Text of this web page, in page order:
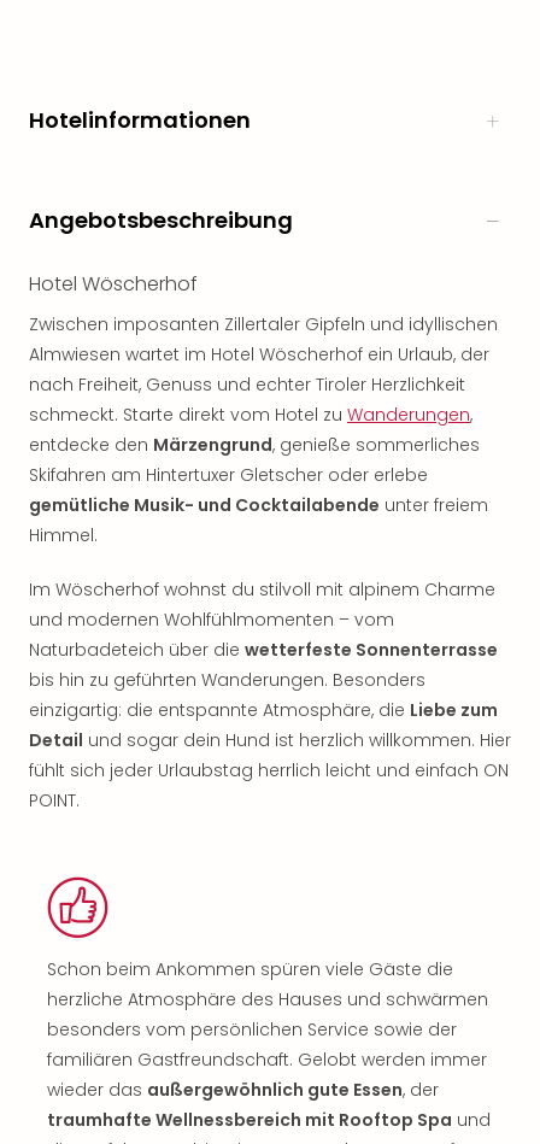
Hotelinformationen
Angebotsbeschreibung
Hotel Wöscherhof
Zwischen imposanten Zillertaler Gipfeln und idyllischen
Almwiesen wartet im Hotel Wöscherhof ein Urlaub, der
nach Freiheit, Genuss und echter Tiroler Herzlichkeit
schmeckt. Starte direkt vom Hotel zu Wanderungen,
entdecke den Märzengrund, genieße sommerliches
Skifahren am Hintertuxer Gletscher oder erlebe
gemütliche Musik- und Cocktailabende unter freiem
Himmel.
Im Wöscherhof wohnst du stilvoll mit alpinem Charme
und modernen Wohlfühlmomenten – vom
Naturbadeteich über die wetterfeste Sonnenterrasse
bis hin zu geführten Wanderungen. Besonders
einzigartig: die entspannte Atmosphäre, die Liebe zum
Detail und sogar dein Hund ist herzlich willkommen. Hier
fühlt sich jeder Urlaubstag herrlich leicht und einfach ON
POINT.
Schon beim Ankommen spüren viele Gäste die
herzliche Atmosphäre des Hauses und schwärmen
besonders vom persönlichen Service sowie der
familiären Gastfreundschaft. Gelobt werden immer
wieder das außergewöhnlich gute Essen, der
traumhafte Wellnessbereich mit Rooftop Spa und